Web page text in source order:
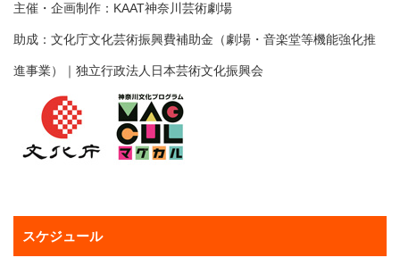
主催・企画制作：KAAT神奈川芸術劇場
助成：文化庁文化芸術振興費補助金（劇場・音楽堂等機能強化推
進事業）｜独立行政法人日本芸術文化振興会
スケジュール